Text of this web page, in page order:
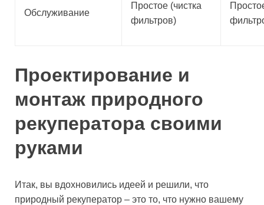
Обслуживание
Простое (чистка
фильтров)
Проектирование и
монтаж природного
рекуператора своими
руками
Итак, вы вдохновились идеей и решили, что
природный рекуператор – это то, что нужно вашему